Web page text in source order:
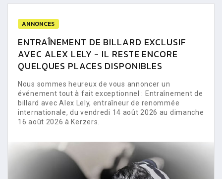
ANNONCES
ENTRAÎNEMENT DE BILLARD EXCLUSIF
AVEC ALEX LELY - IL RESTE ENCORE
QUELQUES PLACES DISPONIBLES
Nous sommes heureux de vous annoncer un
événement tout à fait exceptionnel : Entraînement de
billard avec Alex Lely, entraîneur de renommée
internationale, du vendredi 14 août 2026 au dimanche
16 août 2026 à Kerzers.